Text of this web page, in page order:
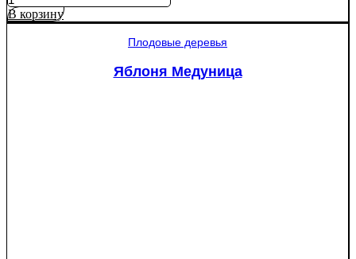
товара
Яблоня
В корзину
Плодовые деревья
Яблоня Медуница